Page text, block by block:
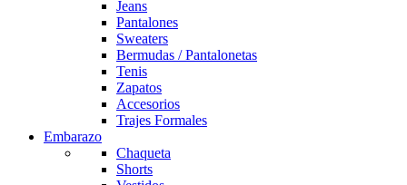
Jeans
Pantalones
Sweaters
Bermudas / Pantalonetas
Tenis
Zapatos
Accesorios
Trajes Formales
Embarazo
Chaqueta
Shorts